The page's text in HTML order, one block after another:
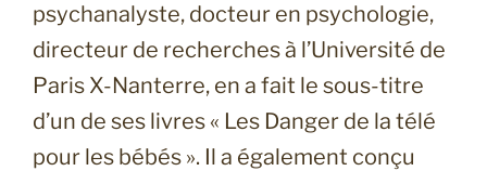
psychanalyste, docteur en psychologie,
directeur de recherches à l’Université de
Paris X-Nanterre, en a fait le sous-titre
d’un de ses livres « Les Danger de la télé
pour les bébés ». Il a également conçu